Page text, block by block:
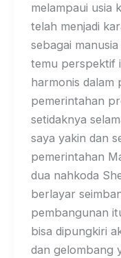
melampaui usia
telah menjadi
sebagai
temu perspektif
harmonis dalam
pemerintahan
setidaknya
saya yakin dan
pemerintahan
dua nahkoda
berlayar
pembangunan
bisa dipungkiri
dan gelombang